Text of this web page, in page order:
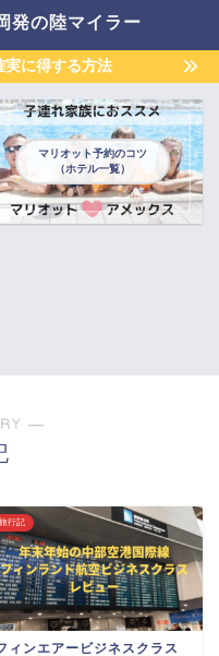
発の陸マイラー
実に得する方法
マリオット予約のコツ
（ホテル一覧）
―
旅行記
ィンエアービジネスクラス